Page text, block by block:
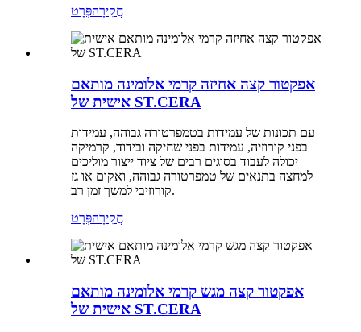
חֲקִירָהפְּרָט
אפקטור קצה אחיזה קרמי אלומינה מותאם
אישית של ST.CERA
עם תכונות של עמידות בטמפרטורה גבוהה, עמידות
בפני קורוזיה, עמידות בפני שחיקה ובידוד, קרמיקה
יכולה לעבוד בסוגים רבים של ציוד ייצור מוליכים
למחצה בתנאים של טמפרטורה גבוהה, ואקום או גז
קורוזיבי למשך זמן רב.
חֲקִירָהפְּרָט
אפקטור קצה מגש קרמי אלומינה מותאם
אישית של ST.CERA